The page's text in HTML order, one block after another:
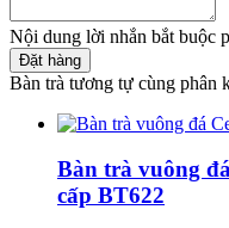
Nội dung lời nhắn bắt buộc
Đặt hàng
Bàn trà tương tự cùng phân
Bàn trà vuông
cấp BT622